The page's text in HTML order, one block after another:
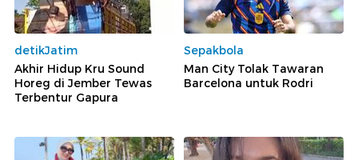
detikJatim
Akhir Hidup Kru Sound
Horeg di Jember Tewas
Terbentur Gapura
Sepakbola
Man City Tolak Tawaran
Barcelona untuk Rodri